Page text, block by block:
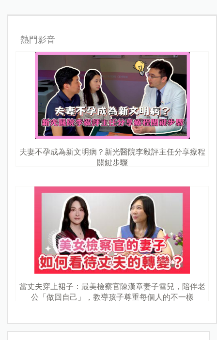
熱門影音
夫妻不孕成為新文明病？新光醫院李毅評主任分享療程
關鍵步驟
當丈夫穿上裙子：最美檢察官陳漢章妻子雪兒，陪伴老
公「做回自己」，教導孩子尊重每個人的不一樣